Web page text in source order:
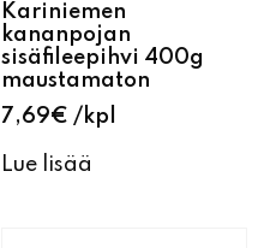
Kariniemen
kananpojan
sisäfileepihvi 400g
maustamaton
7,69€ kpl
Lue lisää